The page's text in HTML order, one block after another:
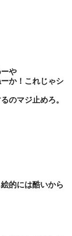
や
か！これじゃシ
のマジ止めろ。
的には酷いから